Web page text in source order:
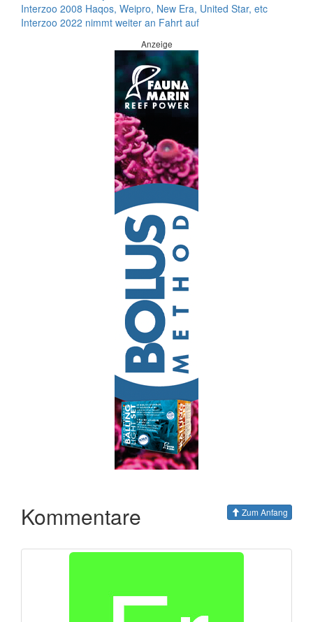
Interzoo 2008 Haqos, Weipro, New Era, United Star, etc
Interzoo 2022 nimmt weiter an Fahrt auf
Anzeige
Kommentare Zum Anfang